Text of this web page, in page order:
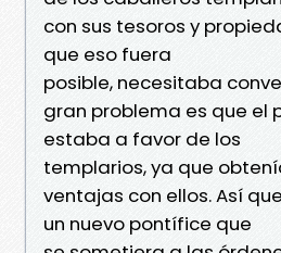
con sus tesoros y
que eso fuera
posible, necesitaba
gran problema es que el
estaba a favor de los
templarios, ya que
ventajas con ellos. Así
un nuevo pontífice que